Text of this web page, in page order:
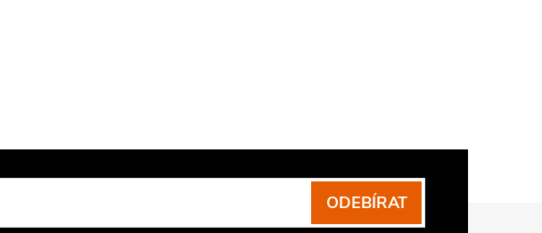
ODEBÍRAT